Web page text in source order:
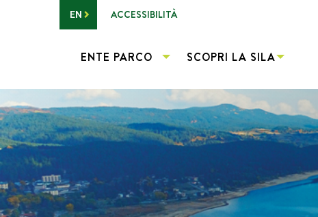
Vai al contenuto principale
EN ACCESSIBILITÀ
ENTE PARCO SCOPRI LA SILA